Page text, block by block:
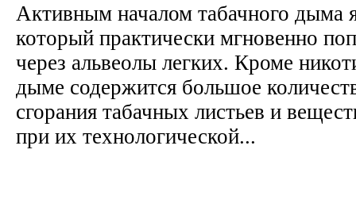
Активным началом табачного дыма
который практически мгновенно
через альвеолы легких. Кроме
дыме содержится большое
сгорания табачных листьев и
при их технологической...